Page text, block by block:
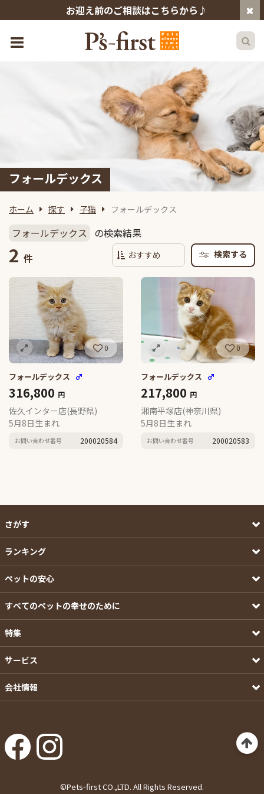
お迎え前のご相談はこちらから♪
フォールデックス
ホーム 探す 子猫 フォールデックス
フォールデックス の検索結果
2 件 検索する
0
フォールデックス ♂
316,800 円
佐久インター店(長野県)
5月8日生まれ
お問い合わせ番号 200020584
0
フォールデックス ♂
217,800 円
湘南平塚店(神奈川県)
5月8日生まれ
お問い合わせ番号 200020583
さがす
ランキング
ペットの安心
すべてのペットの幸せのために
特集
サービス
会社情報
©Pets-first CO.,LTD. All Rights Reserved.